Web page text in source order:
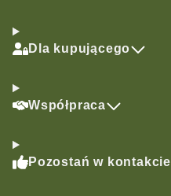
Dla kupującego
Współpraca
Pozostań w kontakcie